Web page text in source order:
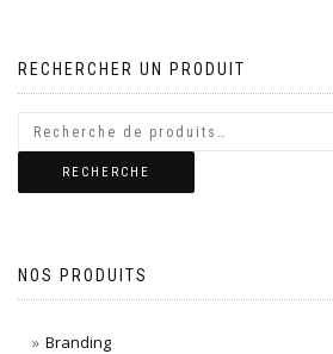
l’article
RECHERCHER UN PRODUIT
RECHERCHE
NOS PRODUITS
Branding